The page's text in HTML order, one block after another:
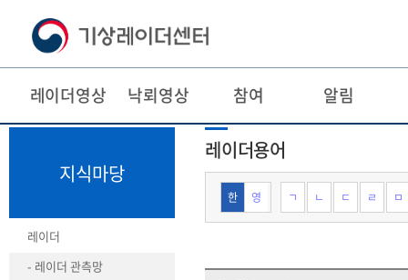
본
주
레이더영상 낙뢰영상 참여 알림
지식마당
레이더
- 레이더 관측망
레이더용어
한 영 ㄱ ㄴ ㄷ ㄹ ㅁ